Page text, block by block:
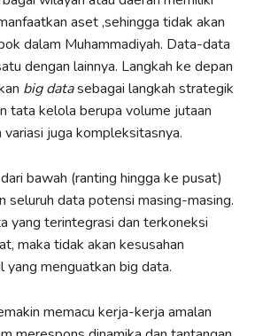
aset ,sehingga tidak akan
dalam Muhammadiyah. Data-data
dengan lainnya. Langkah ke depan
big datasebagai langkah strategik
tata kelola berupa volume jutaan
juga kompleksitasnya.
bawah (ranting hingga ke pusat)
seluruh data potensi masing-masing.
yang terintegrasi dan terkoneksi
maka tidak akan kesusahan
yang menguatkan big data.
memacu kerja-kerja amalan